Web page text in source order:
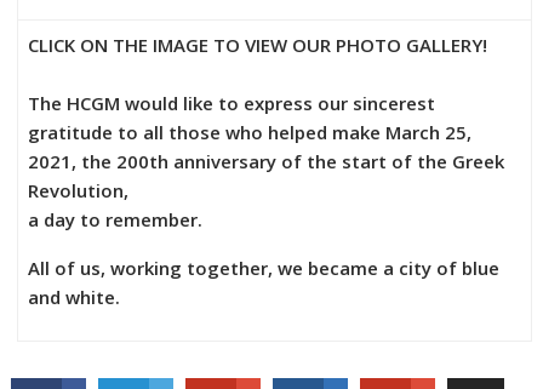
CLICK ON THE IMAGE TO VIEW OUR PHOTO GALLERY!
The HCGM would like to express our sincerest
gratitude to all those who helped make March 25,
2021, the 200th anniversary of the start of the Greek
Revolution,
a day to remember.
All of us, working together, we became a city of blue
and white.